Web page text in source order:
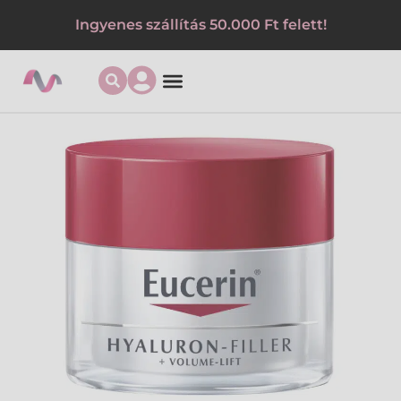
Ingyenes szállítás 50.000 Ft felett!